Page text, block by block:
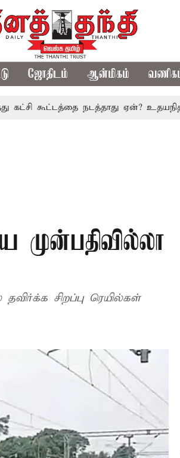
ஜோதிடம் ஆன்மிகம்
கூட்டத்தை நடத்தாது ஏன்? உதயநிதி
சிறப்பு ரெயில்கள்